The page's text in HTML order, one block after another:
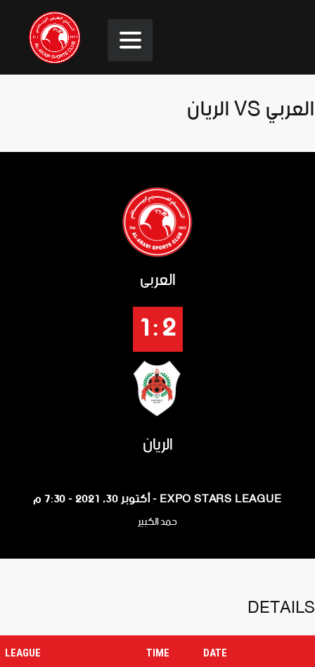
العربي VS الريان
العربي
2 : 1
الريان
EXPO STARS LEAGUE - أكتوبر 30, 2021 - 7:30 م
حمد الكبير
DETAILS
DATE
TIME
LEAGUE